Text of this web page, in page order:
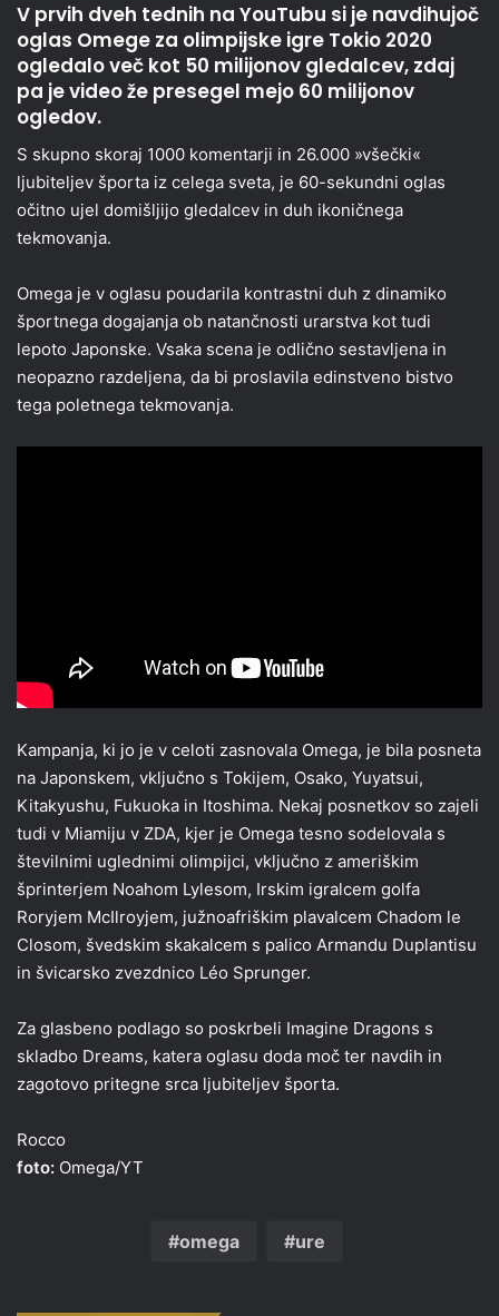
V prvih dveh tednih na YouTubu si je navdihujoč
oglas Omege za olimpijske igre Tokio 2020
ogledalo več kot 50 milijonov gledalcev, zdaj
pa je video že presegel mejo 60 milijonov
ogledov.
S skupno skoraj 1000 komentarji in 26.000 »všečki«
ljubiteljev športa iz celega sveta, je 60-sekundni oglas
očitno ujel domišljijo gledalcev in duh ikoničnega
tekmovanja.
Omega je v oglasu poudarila kontrastni duh z dinamiko
športnega dogajanja ob natančnosti urarstva kot tudi
lepoto Japonske. Vsaka scena je odlično sestavljena in
neopazno razdeljena, da bi proslavila edinstveno bistvo
tega poletnega tekmovanja.
Kampanja, ki jo je v celoti zasnovala Omega, je bila posneta
na Japonskem, vključno s Tokijem, Osako, Yuyatsui,
Kitakyushu, Fukuoka in Itoshima. Nekaj ​​posnetkov so zajeli
tudi v Miamiju v ZDA, kjer je Omega tesno sodelovala s
številnimi uglednimi olimpijci, vključno z ameriškim
šprinterjem Noahom Lylesom, Irskim igralcem golfa
Roryjem McIlroyjem, južnoafriškim plavalcem Chadom le
Closom, švedskim skakalcem s palico Armandu Duplantisu
in švicarsko zvezdnico Léo Sprunger.
Za glasbeno podlago so poskrbeli Imagine Dragons s
skladbo Dreams, katera oglasu doda moč ter navdih in
zagotovo pritegne srca ljubiteljev športa.
Rocco
foto: Omega/YT
omega ure